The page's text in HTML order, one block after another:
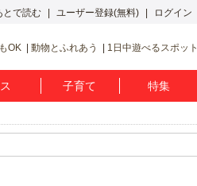
とで読む ユーザー登録(無料) ログイン
OK 動物とふれあう 1日中遊べるスポット
子育て 特集